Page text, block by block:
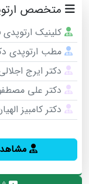
متخصص
کلینیک ارتوپدی
مطب ارتوپدی
دکتر ایرج
دکتر علی
دکتر کامبیز